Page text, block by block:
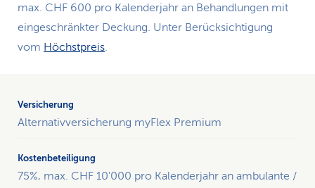
Kalenderjahr.
max. CHF 600 pro Kalenderjahr an Behandlungen mit
eingeschränkter Deckung. Unter Berücksichtigung
vom Höchstpreis.
Alternativversicherung myFlex Premium
75%, max. CHF 10'000 pro Kalenderjahr an ambulante /